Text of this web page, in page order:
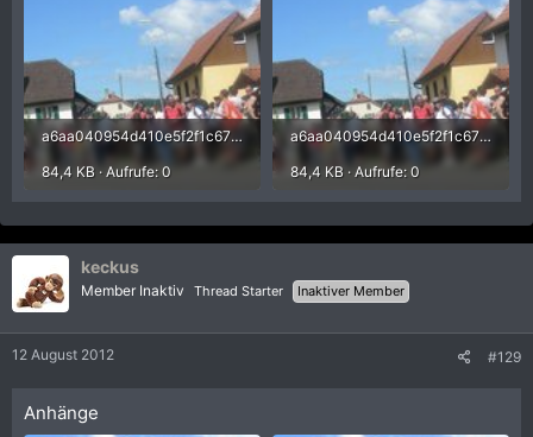
a6aa040954d410e5f2f1c67369f58e26.jpg
84,4 KB · Aufrufe: 0
a6aa040954d410e5f2f1c67369f58e26.jpg
84,4 KB · Aufrufe: 0
keckus
Member Inaktiv Thread Starter Inaktiver Member
12 August 2012 #129
Anhänge